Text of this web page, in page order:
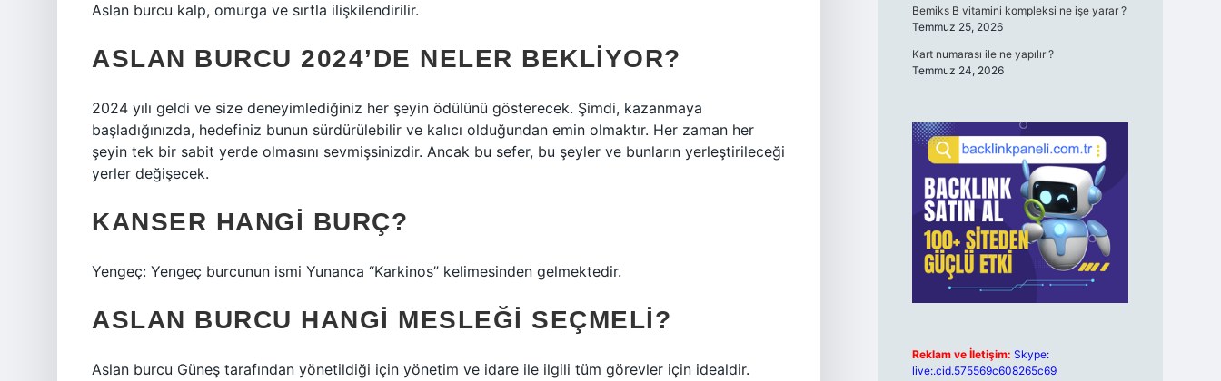
Aslan burcu kalp, omurga ve sırtla ilişkilendirilir.
ASLAN BURCU 2024’DE NELER BEKLIYOR?
2024 yılı geldi ve size deneyimlediğiniz her şeyin ödülünü gösterecek. Şimdi, kazanmaya
başladığınızda, hedefiniz bunun sürdürülebilir ve kalıcı olduğundan emin olmaktır. Her zaman her
şeyin tek bir sabit yerde olmasını sevmişsinizdir. Ancak bu sefer, bu şeyler ve bunların yerleştirileceği
yerler değişecek.
KANSER HANGI BURÇ?
Yengeç: Yengeç burcunun ismi Yunanca “Karkinos” kelimesinden gelmektedir.
ASLAN BURCU HANGI MESLEĞI SEÇMELI?
Aslan burcu Güneş tarafından yönetildiği için yönetim ve idare ile ilgili tüm görevler için idealdir.
Bemiks B vitamini kompleksi ne işe yarar ?
Temmuz 25, 2026
Kart numarası ile ne yapılır ?
Temmuz 24, 2026
Reklam ve İletişim: Skype:
live:.cid.575569c608265c69